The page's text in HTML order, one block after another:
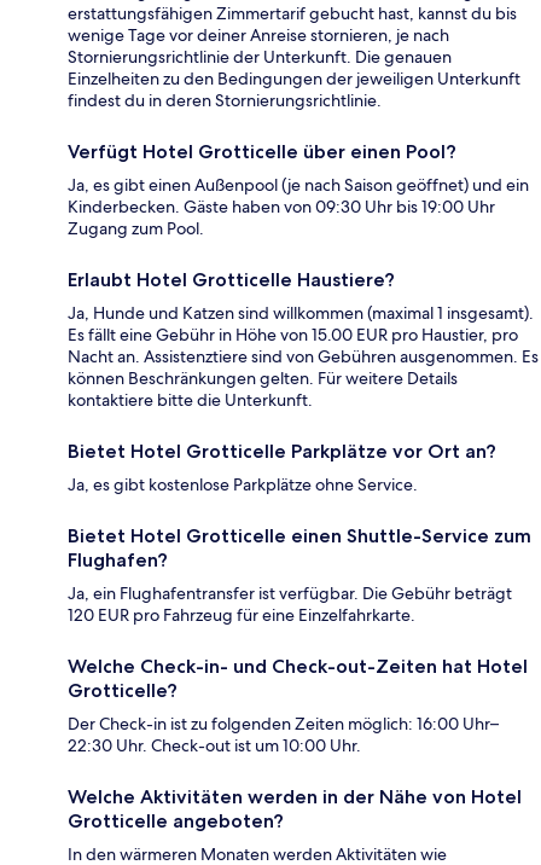
erstattungsfähigen Zimmertarif gebucht hast, kannst du bis
wenige Tage vor deiner Anreise stornieren, je nach
Stornierungsrichtlinie der Unterkunft. Die genauen
Einzelheiten zu den Bedingungen der jeweiligen Unterkunft
findest du in deren Stornierungsrichtlinie.
Verfügt Hotel Grotticelle über einen Pool?
Ja, es gibt einen Außenpool (je nach Saison geöffnet) und ein
Kinderbecken. Gäste haben von 09:30 Uhr bis 19:00 Uhr
Zugang zum Pool.
Erlaubt Hotel Grotticelle Haustiere?
Ja, Hunde und Katzen sind willkommen (maximal 1 insgesamt).
Es fällt eine Gebühr in Höhe von 15.00 EUR pro Haustier, pro
Nacht an. Assistenztiere sind von Gebühren ausgenommen. Es
können Beschränkungen gelten. Für weitere Details
kontaktiere bitte die Unterkunft.
Bietet Hotel Grotticelle Parkplätze vor Ort an?
Ja, es gibt kostenlose Parkplätze ohne Service.
Bietet Hotel Grotticelle einen Shuttle-Service zum
Flughafen?
Ja, ein Flughafentransfer ist verfügbar. Die Gebühr beträgt
120 EUR pro Fahrzeug für eine Einzelfahrkarte.
Welche Check-in- und Check-out-Zeiten hat Hotel
Grotticelle?
Der Check-in ist zu folgenden Zeiten möglich: 16:00 Uhr–
22:30 Uhr. Check-out ist um 10:00 Uhr.
Welche Aktivitäten werden in der Nähe von Hotel
Grotticelle angeboten?
In den wärmeren Monaten werden Aktivitäten wie